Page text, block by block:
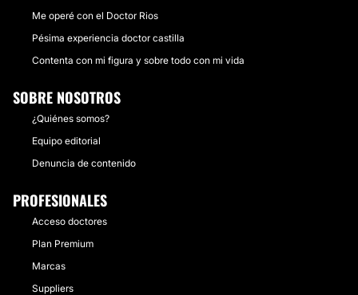
Me operé con el Doctor Rios
Pésima experiencia doctor castilla
Contenta con mi figura y sobre todo con mi vida
SOBRE NOSOTROS
¿Quiénes somos?
Equipo editorial
Denuncia de contenido
PROFESIONALES
Acceso doctores
Plan Premium
Marcas
Suppliers